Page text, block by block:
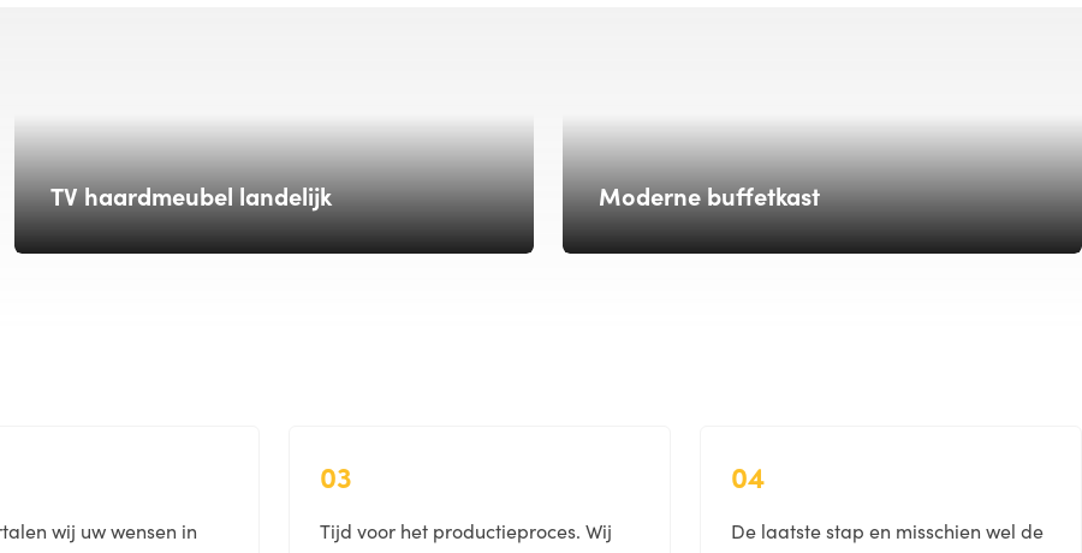
TV haardmeubel landelijk Moderne buffetkast
wij uw wensen in
03
Tijd voor het productieproces. Wij
04
De laatste stap en misschien wel de